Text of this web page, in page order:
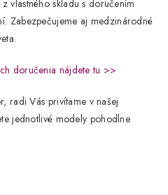
vlastného skladu s doručením
. Zabezpečujeme aj medzinárodné
doručenia nájdete tu >>
radi Vás privítame v našej
jednotlivé modely pohodlne